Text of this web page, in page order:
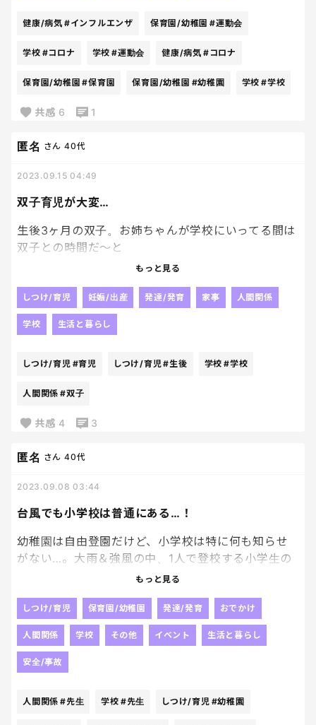
健康/病気 #インフルエンザ 保育園/幼稚園 #運動会
学校 #コロナ 学校 #運動会 健康/病気 #コロナ
保育園/幼稚園 #保育園 保育園/幼稚園 #幼稚園 学校 #学校
共感 6 1
双子育児が大変…
匿名 さん 40代
2023.09.15 04:49
生後3ヶ月の双子。お姉ちゃんが学校にいってる間は
双子との時間だ～と
思っていたけど、もうヘトヘトで、基本寝かせてる…
よく寝てくれて本当に助かるけど、これでいいのか…
でもお姉ちゃんが帰ってくると、嵐のようで、どうし
ても体力温存したくなる😢
双子育児、ちょっと手を抜くくらいでイイかな…？💦
もっと見る
しつけ/育児 妊娠/出産 発達/発育 家事 人間関係
学校 生活と暮らし
しつけ/育児 #育児 しつけ/育児#生後 学校 #学校
人間関係 #双子
共感 4 3
台風でも小学校は普通にある…！
匿名 さん 40代
2023.09.08 03:44
幼稚園は自由登園だけど、小学校は特に何も知らせ
がない…。大雨＆強風の中、1人で登校する小学生の
方が危ないのでは…？せめて自由登校にしてほしい。
決めていいからね」と言ってくれたそうで、うちはお
休みにしちゃいました…
もっと見る
しつけ/育児 保育園/幼稚園 発達/発育 おでかけ
人間関係 学校 その他 イベント 生活と暮らし
安全/事故
人間関係 #先生 学校 #先生 しつけ/育児 #幼稚園